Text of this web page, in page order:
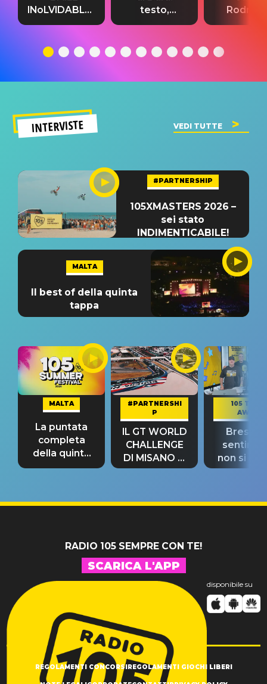
INoLVIDABLE”:
testo,
significato
testo,
traduzione e
del singolo
testo,
INTERVISTE VEDI TUTTE
#PARTNERSHIP
105XMASTERS 2026 –
sei stato
INDIMENTICABILE!
MALTA
Il best of della quinta
tappa
MALTA
La puntata
completa
della quinta
tappa
#PARTNERSHI
P
IL GT WORLD
CHALLENGE
DI MISANO si
riconferma
105 TAKE
AWAY
Bresh:
non si
fino alla
RADIO 105 SEMPRE CON TE!
SCARICA L'APP
disponibile su
REGOLAMENTI CONCORSI REGOLAMENTI GIOCHI LIBERI